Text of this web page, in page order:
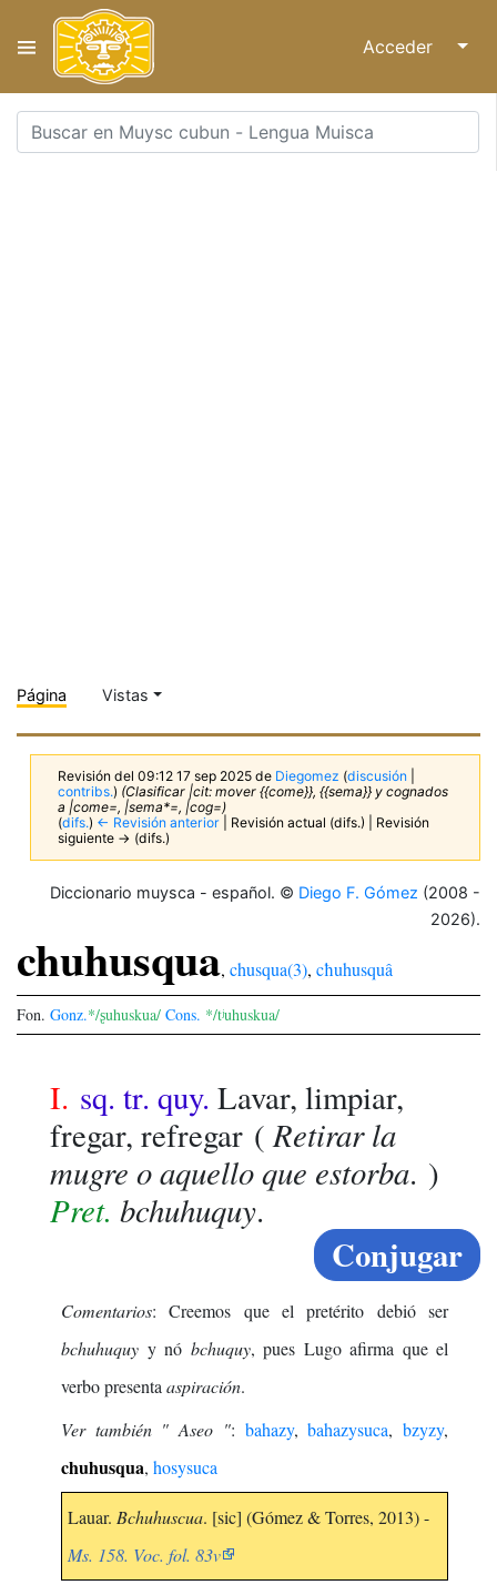
Acceder ↓
Página Vistas
Revisión del 09:12 17 sep 2025 de Diegomez (discusión
contribs.) (Clasificar |cit: mover {{come}}, {{sema}} y cognados
a |come=, |sema*=, |cog=)
(difs.) ← Revisión anterior | Revisión actual (difs.) | Revisión
siguiente → (difs.)
Diccionario muysca - español. © Diego F. Gómez (2008 -
2026).
chuhusqua, chusqua(3), cħuhusquâ
Fon. Gonz.*/ʂuhuskua/ Cons. */tʲuhuskua/
I. sq. tr. quy. Lavar, limpiar,
fregar, refregar ( Retirar la
mugre o aquello que estorba. )
Pret. bchuhuquy.
Conjugar
Comentarios: Creemos que el pretérito debió ser
bchuhuquy y nó bchuquy, pues Lugo afirma que el
verbo presenta aspiración.
Ver también " Aseo ": bahazy,bahazysuca,bzyzy,
chuhusqua, hosysuca
Lauar. Bchuhuscua. [sic] (Gómez & Torres, 2013) -
Ms. 158. Voc. fol. 83v